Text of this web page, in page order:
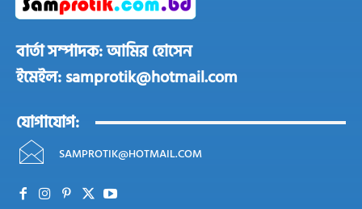
বার্তা সম্পাদক: আমির হোসেন
ইমেইল: samprotik@hotmail.com
যোগাযোগ:
SAMPROTIK@HOTMAIL.COM